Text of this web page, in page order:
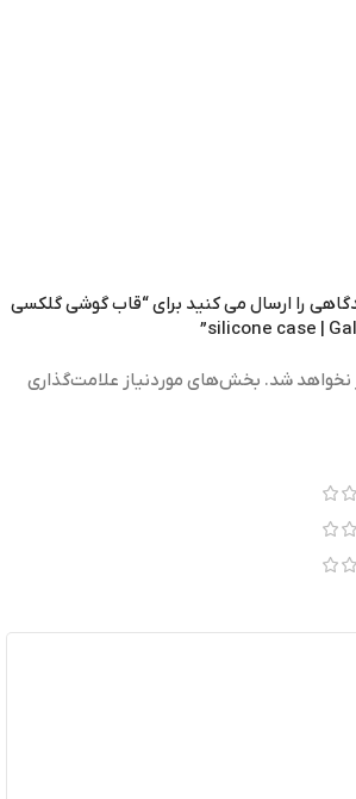
را ارسال می کنید برای “قاب گوشی گلکسی
نخواهد شد. بخش‌های موردنیاز علامت‌گذاری